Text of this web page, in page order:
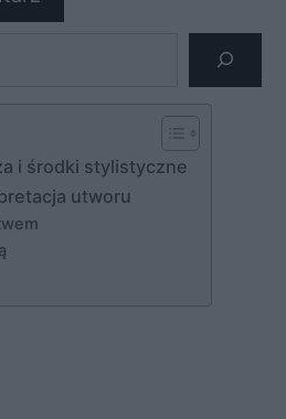
i środki stylistyczne
utworu